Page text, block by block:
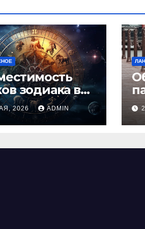
зодиака в
как найти
пару и
2026 ADMIN